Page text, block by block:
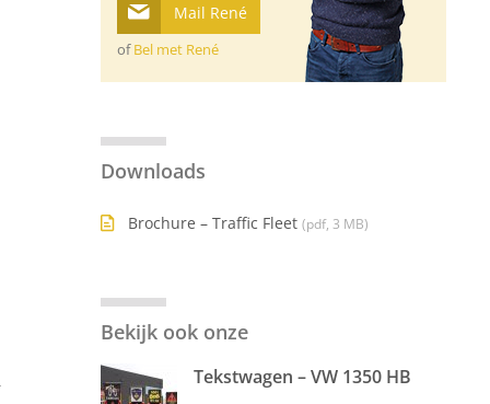
Mail René
of Bel met René
Downloads
Brochure – Traffic Fleet (pdf, 3 MB)
Bekijk ook onze
Tekstwagen – VW 1350 HB